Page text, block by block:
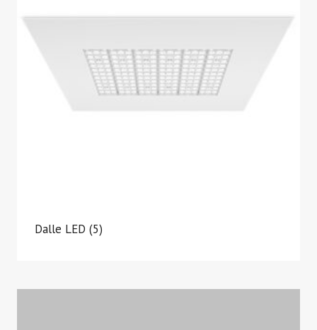
Dalle LED (5)